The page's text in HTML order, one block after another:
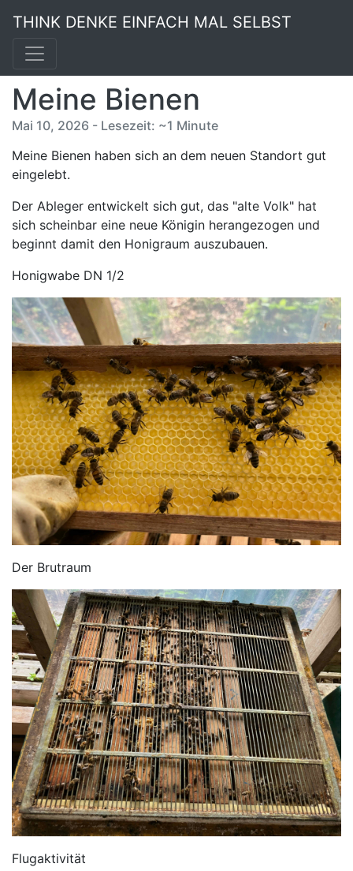
THINK DENKE EINFACH MAL SELBST
Meine Bienen
Mai 10, 2026 - Lesezeit: ~1 Minute
Meine Bienen haben sich an dem neuen Standort gut
eingelebt.
Der Ableger entwickelt sich gut, das "alte Volk" hat
sich scheinbar eine neue Königin herangezogen und
beginnt damit den Honigraum auszubauen.
Honigwabe DN 1/2
Der Brutraum
Flugaktivität